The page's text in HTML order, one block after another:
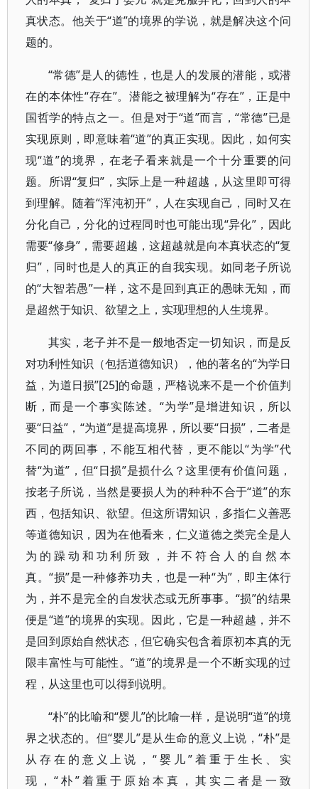
真状态。他关于“道”的境界的学说，就是解决这个问
题的。
“常德”是人的德性，也是人的发展的潜能，或潜
在的本体性“存在”。潜能之被理解为“存在”，正是中
国哲学的特点之一。但是对于“道”而言，“常德”已是
实现原则，即意味着“道”的真正实现。因此，如何实
现“道”的境界，在老子看来就是一个十分重要的问
题。所谓“复归”，实际上是一种超越，从这里即可得
到理解。随着“浑沌初开”，人在实现自己，同时又在
分化自己，分化的过程同时也可能出现“异化”，因此
需要“修身”，需要超越，这超越就是向本真状态的“复
归”，同时也是人的真正的自我实现。如同老子所说
的“大智若愚”一样，这不是回到真正的愚昧无知，而
是超然于知识、欲望之上，实现理想的人生境界。
其实，老子并不是一般地否定一切知识，而是反
对功利性知识（包括道德知识），他的著名的“为学日
益，为道日损”[25]的命题，严格说来不是一个价值判
断，而是一个事实陈述。“为学”是增进知识，所以
要“日益”，“为道”是提高境界，所以要“日损”，二者是
不同的两回事，不能互相代替，更不能以“为学”代
替“为道”，但“日损”是损什么？这里便有价值问题，
按老子所说，当然是要损人为的种种不合于“道”的东
西，包括知识、欲望。但这所谓知识，多指仁义善恶
等道德知识，因为在他看来，仁义道德之类完全是人
为的躁动和功利所致，并不符合人的自然本
真。“损”是一种修养功夫，也是一种“为”，即主体行
为，并不是完全的自发状态或无所事事。“损”的结果
便是“道”的境界的实现。因此，它是一种超越，并不
是回到原始自然状态，但它确实包含着原初本真的无
限丰富性与可能性。“道”的境界是一个不断实现的过
程，从这里也可以得到说明。
“朴”的比喻和“婴儿”的比喻一样，是说明“道”的境
界之状态的。但“婴儿”是从生命的意义上说，“朴”是
从存在的意义上说，“婴儿”着重于生长、实
现，“朴”着重于原始本真，其实二者是一致